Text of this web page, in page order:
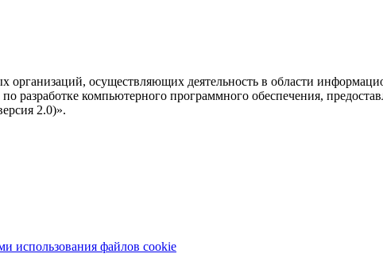
осуществляющих деятельность в области
разработке компьютерного программного обеспечения,
2.0)».
использования файлов cookie